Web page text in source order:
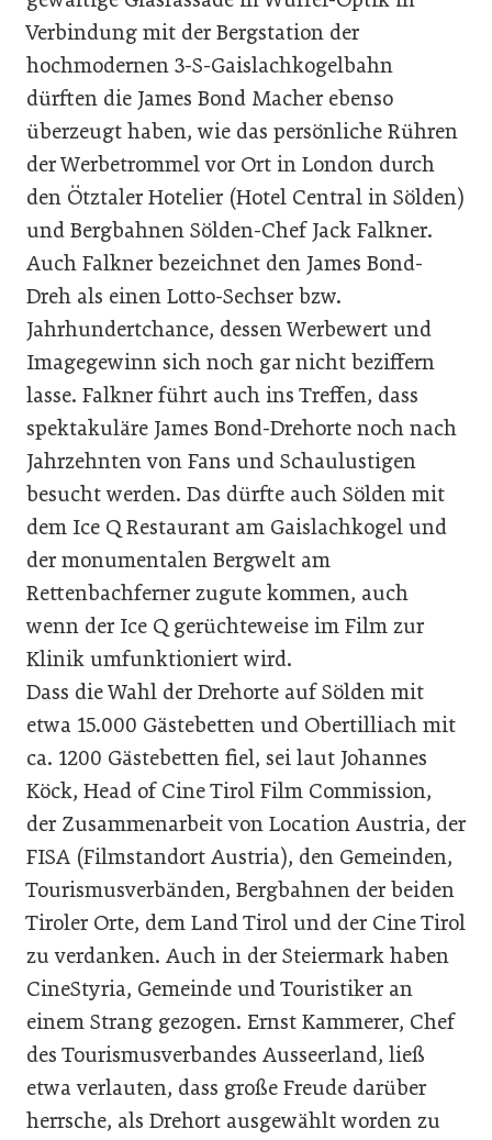
Verbindung mit der Bergstation der
hochmodernen 3-S-Gaislachkogelbahn
dürften die James Bond Macher ebenso
überzeugt haben, wie das persönliche Rühren
der Werbetrommel vor Ort in London durch
den Ötztaler Hotelier (Hotel Central in Sölden)
und Bergbahnen Sölden-Chef Jack Falkner.
Auch Falkner bezeichnet den James Bond-
Dreh als einen Lotto-Sechser bzw.
Jahrhundertchance, dessen Werbewert und
Imagegewinn sich noch gar nicht beziffern
lasse. Falkner führt auch ins Treffen, dass
spektakuläre James Bond-Drehorte noch nach
Jahrzehnten von Fans und Schaulustigen
besucht werden. Das dürfte auch Sölden mit
dem Ice Q Restaurant am Gaislachkogel und
der monumentalen Bergwelt am
Rettenbachferner zugute kommen, auch
wenn der Ice Q gerüchteweise im Film zur
Klinik umfunktioniert wird.
Dass die Wahl der Drehorte auf Sölden mit
etwa 15.000 Gästebetten und Obertilliach mit
ca. 1200 Gästebetten fiel, sei laut Johannes
Köck, Head of Cine Tirol Film Commission,
der Zusammenarbeit von Location Austria, der
FISA (Filmstandort Austria), den Gemeinden,
Tourismusverbänden, Bergbahnen der beiden
Tiroler Orte, dem Land Tirol und der Cine Tirol
zu verdanken. Auch in der Steiermark haben
CineStyria, Gemeinde und Touristiker an
einem Strang gezogen. Ernst Kammerer, Chef
des Tourismusverbandes Ausseerland, ließ
etwa verlauten, dass große Freude darüber
herrsche, als Drehort ausgewählt worden zu